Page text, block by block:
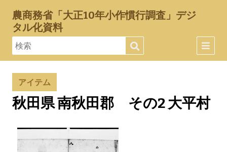
農商務省「大正10年小作慣行調査」デジ
タル化資料
秋田県 南秋田郡 その2 大平村
アイテム